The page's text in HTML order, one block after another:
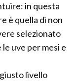
in questa
è quella di non
selezionato
uve per mesi e
livello